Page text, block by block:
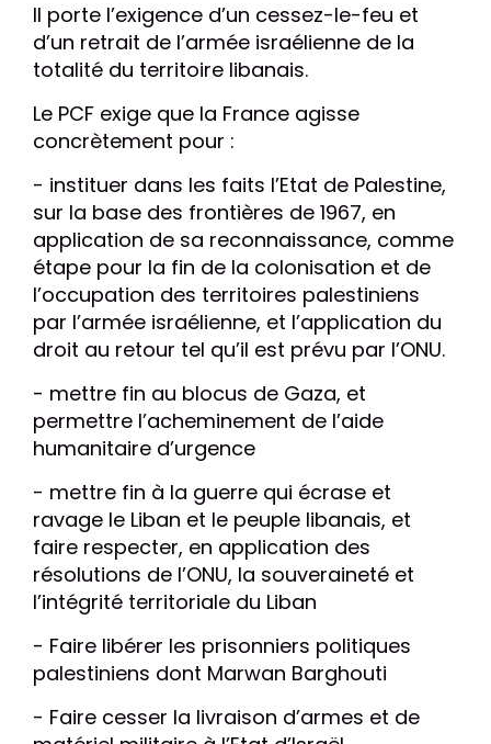
Il porte l’exigence d’un cessez-le-feu et
d’un retrait de l’armée israélienne de la
totalité du territoire libanais.
Le PCF exige que la France agisse
concrètement pour :
- instituer dans les faits l’Etat de Palestine,
sur la base des frontières de 1967, en
application de sa reconnaissance, comme
étape pour la fin de la colonisation et de
l’occupation des territoires palestiniens
par l’armée israélienne, et l’application du
droit au retour tel qu’il est prévu par l’ONU.
- mettre fin au blocus de Gaza, et
permettre l’acheminement de l’aide
humanitaire d’urgence
- mettre fin à la guerre qui écrase et
ravage le Liban et le peuple libanais, et
faire respecter, en application des
résolutions de l’ONU, la souveraineté et
l’intégrité territoriale du Liban
- Faire libérer les prisonniers politiques
palestiniens dont Marwan Barghouti
- Faire cesser la livraison d’armes et de